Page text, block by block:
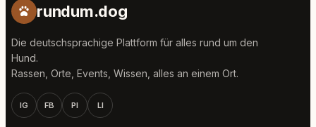
rundum.dog
Die deutschsprachige Plattform für alles rund um den
Hund.
Rassen, Orte, Events, Wissen, alles an einem Ort.
IG FB PI LI